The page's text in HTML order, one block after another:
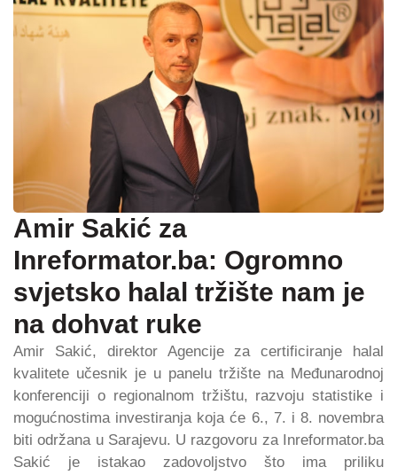
Amir Sakić za
Inreformator.ba: Ogromno
svjetsko halal tržište nam je
na dohvat ruke
Amir Sakić, direktor Agencije za certificiranje halal
kvalitete učesnik je u panelu tržište na Međunarodnoj
konferenciji o regionalnom tržištu, razvoju statistike i
mogućnostima investiranja koja će 6., 7. i 8. novembra
biti održana u Sarajevu. U razgovoru za Inreformator.ba
Sakić je istakao zadovoljstvo što ima priliku